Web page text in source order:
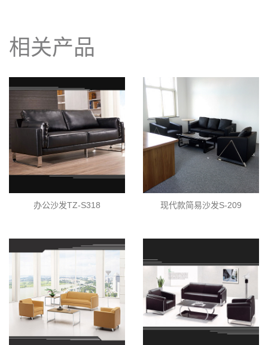
相关产品
办公沙发TZ-S318 现代款简易沙发S-209